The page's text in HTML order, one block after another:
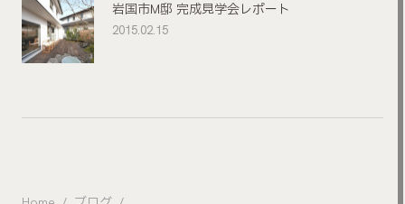
岩国市M邸 完成見学会レポート
2015.02.15